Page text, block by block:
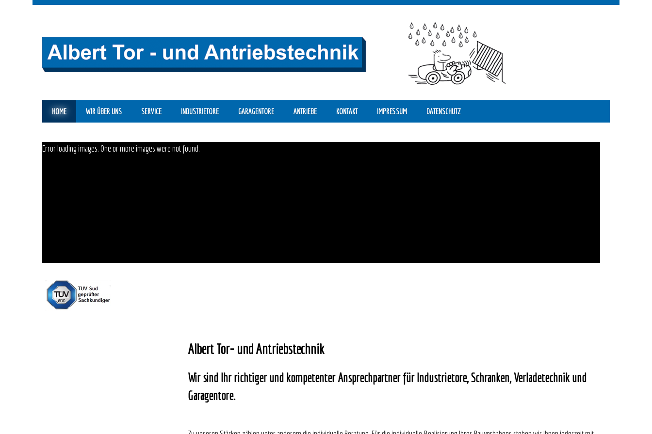
HOME WIR ÜBER UNS SERVICE INDUSTRIETORE GARAGENTORE ANTRIEBE KONTAKT IMPRESSUM DATENSCHUTZ
Error loading images. One or more images were not found.
Albert Tor- und Antriebstechnik
Wir sind Ihr richtiger und kompetenter Ansprechpartner für Industrietore, Schranken, Verladetechnik und
Garagentore.